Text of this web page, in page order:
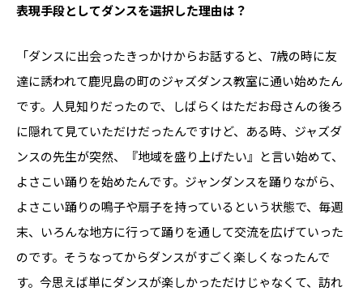
――表現手段としてダンスを選択した理由は？
「ダンスに出会ったきっかけからお話すると、7歳の時に友
達に誘われて鹿児島の町のジャズダンス教室に通い始めたん
です。人見知りだったので、しばらくはただお母さんの後ろ
に隠れて見ていただけだったんですけど、ある時、ジャズダ
ンスの先生が突然、『地域を盛り上げたい』と言い始めて、
よさこい踊りを始めたんです。ジャンダンスを踊りながら、
よさこい踊りの鳴子や扇子を持っているという状態で、毎週
末、いろんな地方に行って踊りを通して交流を広げていった
のです。そうなってからダンスがすごく楽しくなったんで
す。今思えば単にダンスが楽しかっただけじゃなくて、訪れ